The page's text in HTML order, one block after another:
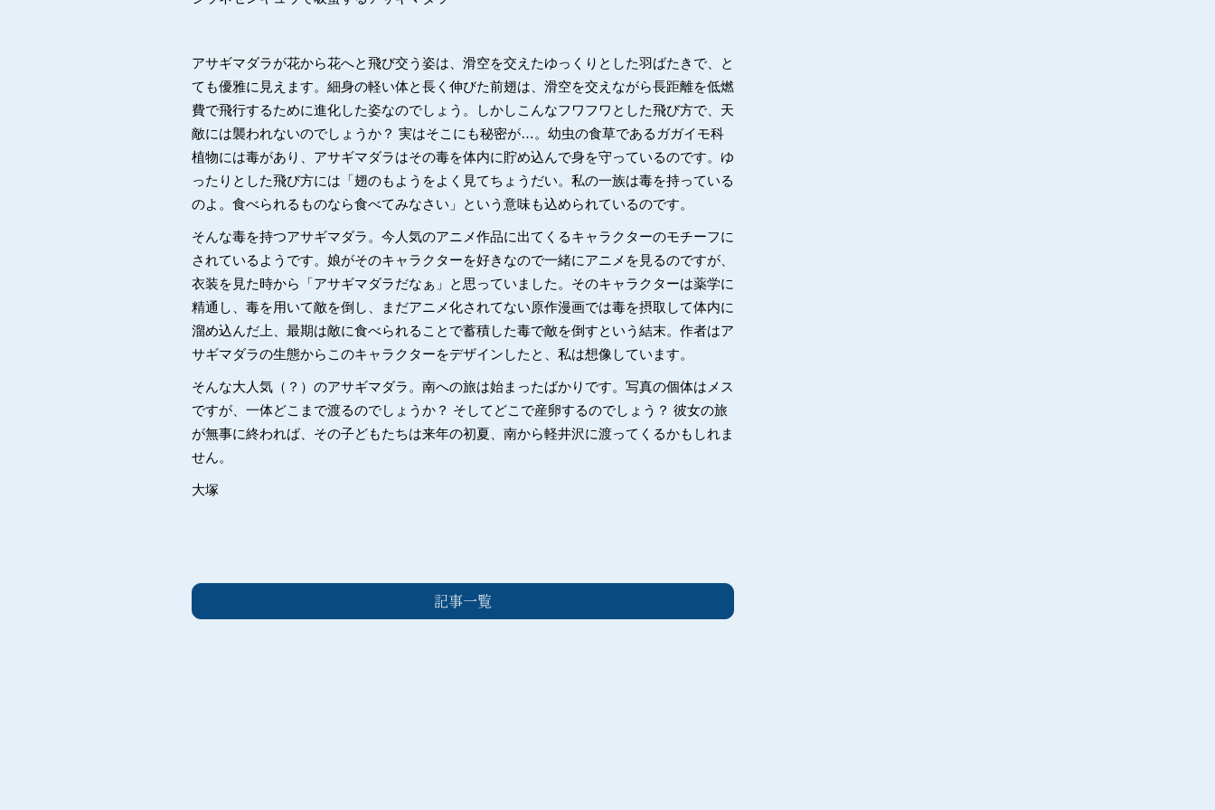
アサギマダラが花から花へと飛び交う姿は、滑空を交えたゆっくりとした羽ばたきで、と
ても優雅に見えます。細身の軽い体と長く伸びた前翅は、滑空を交えながら長距離を低燃
費で飛行するために進化した姿なのでしょう。しかしこんなフワフワとした飛び方で、天
敵には襲われないのでしょうか？ 実はそこにも秘密が…。幼虫の食草であるガガイモ科
植物には毒があり、アサギマダラはその毒を体内に貯め込んで身を守っているのです。ゆ
ったりとした飛び方には「翅のもようをよく見てちょうだい。私の一族は毒を持っている
のよ。食べられるものなら食べてみなさい」という意味も込められているのです。
そんな毒を持つアサギマダラ。今人気のアニメ作品に出てくるキャラクターのモチーフに
されているようです。娘がそのキャラクターを好きなので一緒にアニメを見るのですが、
衣装を見た時から「アサギマダラだなぁ」と思っていました。そのキャラクターは薬学に
精通し、毒を用いて敵を倒し、まだアニメ化されてない原作漫画では毒を摂取して体内に
溜め込んだ上、最期は敵に食べられることで蓄積した毒で敵を倒すという結末。作者はア
サギマダラの生態からこのキャラクターをデザインしたと、私は想像しています。
そんな大人気（？）のアサギマダラ。南への旅は始まったばかりです。写真の個体はメス
ですが、一体どこまで渡るのでしょうか？ そしてどこで産卵するのでしょう？ 彼女の旅
が無事に終われば、その子どもたちは来年の初夏、南から軽井沢に渡ってくるかもしれま
せん。
大塚
記事一覧